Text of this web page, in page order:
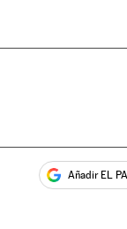
Añadir EL